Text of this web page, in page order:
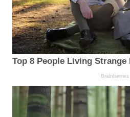
Top 8 People Living
Brainberries